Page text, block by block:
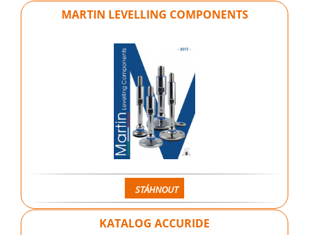
MARTIN LEVELLING COMPONENTS
STÁHNOUT
KATALOG ACCURIDE